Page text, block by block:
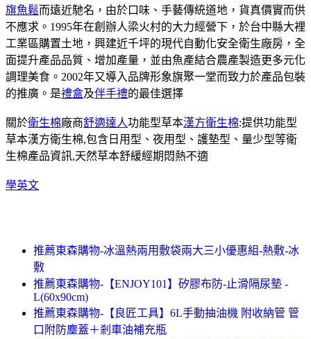
旗魚鬆而遠近馳名，由於口味、手藝傳統道地，貨真價實而供
不應求。1995年在創辦人梁火村的大力經營下，於台中縣大裡
工業區購置土地，興建近千坪的現代自動化安全衛生廠房，全
面提升產品品質、增加產量，並由魚產結合農產製造更多元化
調理美食。2002年又導入品牌形象旗聚一堂而致力於產品包裝
的推廣。是禮盒及伴手禮的最佳選擇
關於衛生棉廠商舒適達人功能型草本漢方衛生棉:提供功能型
草本漢方衛生棉,包含日用型、夜用型、護墊型、量少型等衛
生棉產品資訊,天然草本舒緩經期悶熱不適
學英文
推薦東森購物-冰溫熱兩用敷袋兩大三小優惠組-熱敷-冰
敷
推薦東森購物-【ENJOY101】矽膠布防-止滑隔尿墊 -
L(60x90cm)
推薦東森購物-【良匠工具】6L手動抽油機 附收納管 管
口附防塵蓋＋剎車油補充瓶